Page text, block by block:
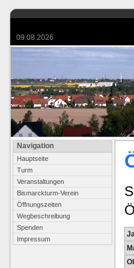
09.08.2026
Navigation
Hauptseite
Turm
Veranstaltungen
Bismarckturm-Verein
Öffnungszeiten
Wegbeschreibung
Spenden
Impressum